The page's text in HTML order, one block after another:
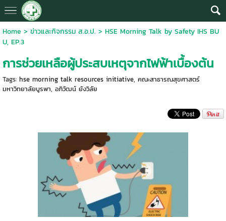
Home > ข่าวและกิจกรรม ส.อ.ป. > HSE Morning Talk by Safety IHS BU
U, EP.3
การช่วยเหลือผู้ประสบเหตุจากไฟฟ้าเบื้องต้น
Tags: hse morning talk resources initiative, คณะสาธารณสุขศาสตร์
มหาวิทยาลัยบูรพา, อภิวัฒน์ ยังวิลัย